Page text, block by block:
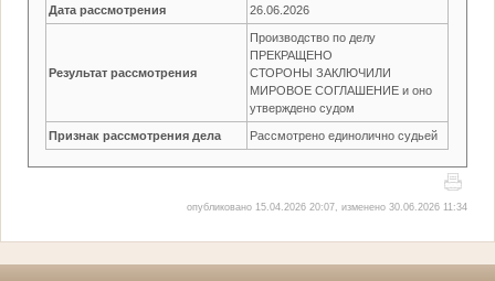
Дата рассмотрения 26.06.2026
Результат рассмотрения
Производство по делу
ПРЕКРАЩЕНО
СТОРОНЫ ЗАКЛЮЧИЛИ
МИРОВОЕ СОГЛАШЕНИЕ и оно
утверждено судом
Признак рассмотрения дела Рассмотрено единолично судьей
опубликовано 15.04.2026 20:07, изменено 30.06.2026 11:34